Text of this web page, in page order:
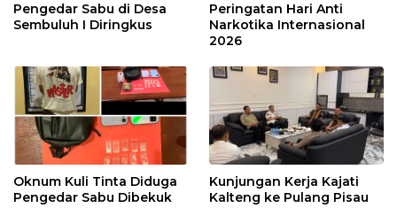
Pengedar Sabu di Desa
Sembuluh I Diringkus
Peringatan Hari Anti
Narkotika Internasional
2026
Oknum Kuli Tinta Diduga
Pengedar Sabu Dibekuk
Kunjungan Kerja Kajati
Kalteng ke Pulang Pisau